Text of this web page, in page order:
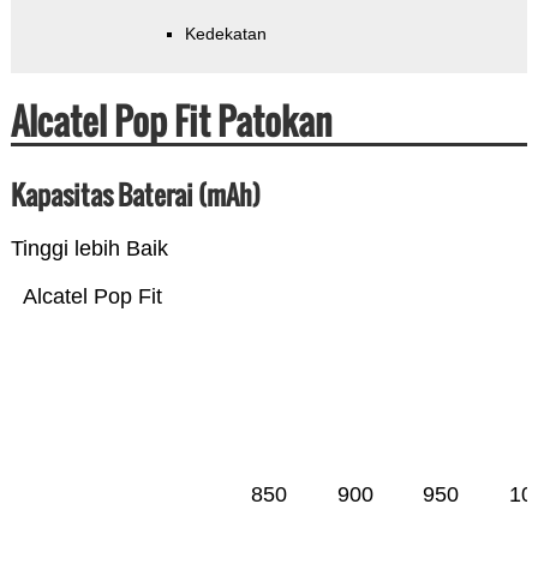
Kedekatan
Alcatel Pop Fit Patokan
Kapasitas Baterai (mAh)
Tinggi lebih Baik
Alcatel Pop Fit
850 900 950